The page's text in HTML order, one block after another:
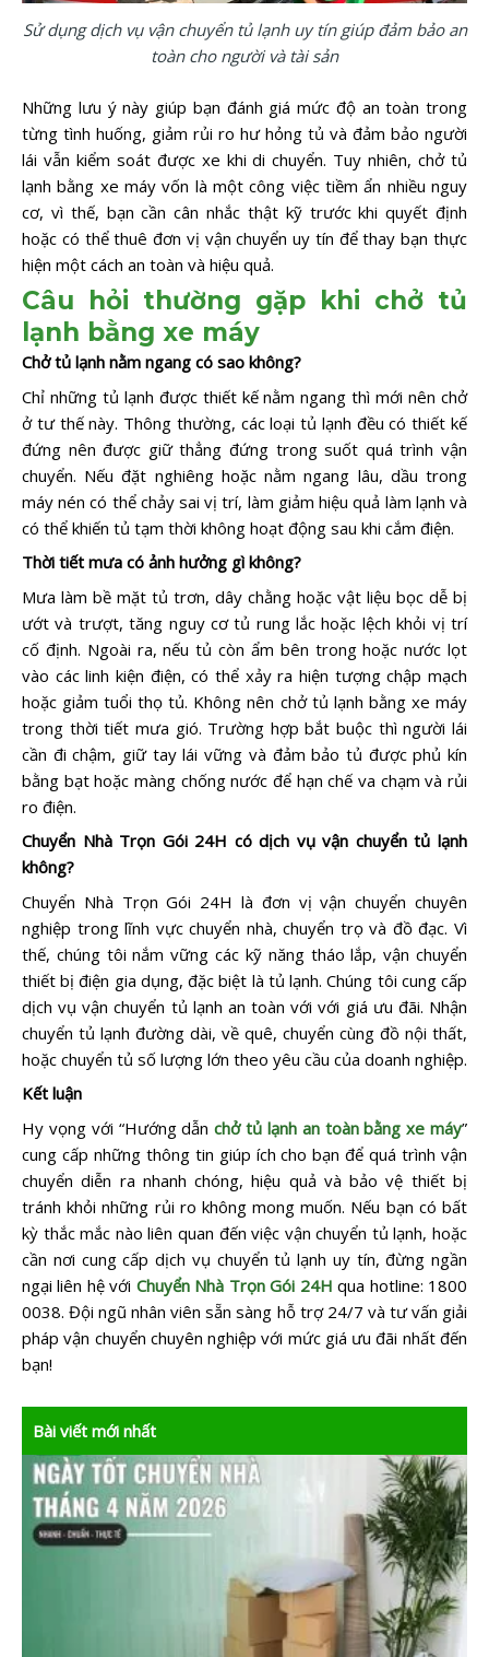
Sử dụng dịch vụ vận chuyển tủ lạnh uy tín giúp đảm bảo an
toàn cho người và tài sản
Những lưu ý này giúp bạn đánh giá mức độ an toàn trong
từng tình huống, giảm rủi ro hư hỏng tủ và đảm bảo người
lái vẫn kiểm soát được xe khi di chuyển. Tuy nhiên, chở tủ
lạnh bằng xe máy vốn là một công việc tiềm ẩn nhiều nguy
cơ, vì thế, bạn cần cân nhắc thật kỹ trước khi quyết định
hoặc có thể thuê đơn vị vận chuyển uy tín để thay bạn thực
hiện một cách an toàn và hiệu quả.
Câu hỏi thường gặp khi chở tủ
lạnh bằng xe máy
Chở tủ lạnh nằm ngang có sao không?
Chỉ những tủ lạnh được thiết kế nằm ngang thì mới nên chở
ở tư thế này. Thông thường, các loại tủ lạnh đều có thiết kế
đứng nên được giữ thẳng đứng trong suốt quá trình vận
chuyển. Nếu đặt nghiêng hoặc nằm ngang lâu, dầu trong
máy nén có thể chảy sai vị trí, làm giảm hiệu quả làm lạnh và
có thể khiến tủ tạm thời không hoạt động sau khi cắm điện.
Thời tiết mưa có ảnh hưởng gì không?
Mưa làm bề mặt tủ trơn, dây chằng hoặc vật liệu bọc dễ bị
ướt và trượt, tăng nguy cơ tủ rung lắc hoặc lệch khỏi vị trí
cố định. Ngoài ra, nếu tủ còn ẩm bên trong hoặc nước lọt
vào các linh kiện điện, có thể xảy ra hiện tượng chập mạch
hoặc giảm tuổi thọ tủ. Không nên chở tủ lạnh bằng xe máy
trong thời tiết mưa gió. Trường hợp bắt buộc thì người lái
cần đi chậm, giữ tay lái vững và đảm bảo tủ được phủ kín
bằng bạt hoặc màng chống nước để hạn chế va chạm và rủi
ro điện.
Chuyển Nhà Trọn Gói 24H có dịch vụ vận chuyển tủ lạnh
không?
Chuyển Nhà Trọn Gói 24H là đơn vị vận chuyển chuyên
nghiệp trong lĩnh vực chuyển nhà, chuyển trọ và đồ đạc. Vì
thế, chúng tôi nắm vững các kỹ năng tháo lắp, vận chuyển
thiết bị điện gia dụng, đặc biệt là tủ lạnh. Chúng tôi cung cấp
dịch vụ vận chuyển tủ lạnh an toàn với với giá ưu đãi. Nhận
chuyển tủ lạnh đường dài, về quê, chuyển cùng đồ nội thất,
hoặc chuyển tủ số lượng lớn theo yêu cầu của doanh nghiệp.
Kết luận
Hy vọng với “Hướng dẫnchở tủ lạnh an toàn bằng xe máy”
cung cấp những thông tin giúp ích cho bạn để quá trình vận
chuyển diễn ra nhanh chóng, hiệu quả và bảo vệ thiết bị
tránh khỏi những rủi ro không mong muốn. Nếu bạn có bất
kỳ thắc mắc nào liên quan đến việc vận chuyển tủ lạnh, hoặc
cần nơi cung cấp dịch vụ chuyển tủ lạnh uy tín, đừng ngần
ngại liên hệ với Chuyển Nhà Trọn Gói 24H qua hotline: 1800
0038. Đội ngũ nhân viên sẵn sàng hỗ trợ 24/7 và tư vấn giải
pháp vận chuyển chuyên nghiệp với mức giá ưu đãi nhất đến
bạn!
Bài viết mới nhất